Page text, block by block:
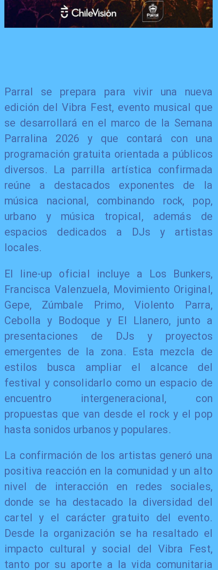
Parral se prepara para vivir una nueva
edición del Vibra Fest, evento musical que
se desarrollará en el marco de la Semana
Parralina 2026 y que contará con una
programación gratuita orientada a públicos
diversos. La parrilla artística confirmada
reúne a destacados exponentes de la
música nacional, combinando rock, pop,
urbano y música tropical, además de
espacios dedicados a DJs y artistas
locales.
El line-up oficial incluye a Los Bunkers,
Francisca Valenzuela, Movimiento Original,
Gepe, Zúmbale Primo, Violento Parra,
Cebolla y Bodoque y El Llanero, junto a
presentaciones de DJs y proyectos
emergentes de la zona. Esta mezcla de
estilos busca ampliar el alcance del
festival y consolidarlo como un espacio de
encuentro intergeneracional, con
propuestas que van desde el rock y el pop
hasta sonidos urbanos y populares.
La confirmación de los artistas generó una
positiva reacción en la comunidad y un alto
nivel de interacción en redes sociales,
donde se ha destacado la diversidad del
cartel y el carácter gratuito del evento.
Desde la organización se ha resaltado el
impacto cultural y social del Vibra Fest,
tanto por su aporte a la vida comunitaria